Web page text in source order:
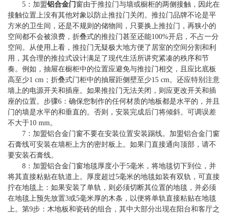
5：加盟铝合金门 窗由于推拉门与墙或橱柜的两侧接触，因此在
接触位置上没有其他对象以防止推拉门关闭。推拉门品牌不论是平
方米的卫生间，还是不规则的储物间，只要换上推拉门，再狭小的
空间都不会被浪费，折叠式的推拉门甚至还能100%开启，不占一分
空间。从使用上看，推拉门无疑极大地方便了居室的空间分割和利
用，其合理的推拉式设计满足了现代生活所讲究紧凑的秩序和节
奏。例如，抽屉在橱柜中的位置应避免与推拉门相交，且应比底板
高至少1 cm；折叠式门柜中的抽屉距侧壁至少15 cm。还应特别注意
墙上的电源开关和插座。如果推拉门无法关闭，则应更改开关和插
座的位置。步骤6：确保您制作的任何材质的地板都是水平的，并且
门的墙是水平的和垂直的。否则，安装完成后门将倾斜。可调误差
不大于10 mm。
7：加盟铝合金门窗不要在安装位置安装踢线。加盟铝合金门窗
石膏线可安装在墙柜上方的密封板上。如果门直接通向顶部，请不
要安装石膏线。
8：加盟铝合金门窗地毯厚度小于5毫米，将地毯切下到位，并
将其直接粘贴在轨道上。厚度超过5毫米的地毯如装有双轨，可直接
拧在地毯上：如果安装了单轨，则必须切断其位置的地毯，并必须
在地毯上预先放置3或5毫米厚的木条，以便将单轨直接粘贴在地毯
上。第9步：木地板和瓷砖的组合，其中大部分出现在阳台和客厅之